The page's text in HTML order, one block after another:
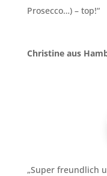
Prosecco…) – top!“
Christine aus
„Super freundlich